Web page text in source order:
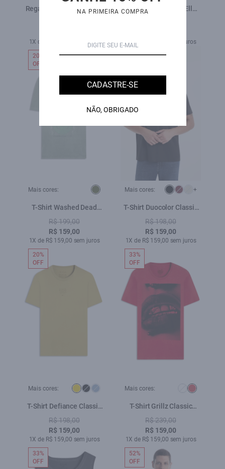
Regata Rib Washed Ellus
1X de R$ 159,00 sem juros
Regata Rib Washed Ellus
1X de R$ 159,00 sem juros
Mais cores:
T-Shirt Washed Dead
Tour Floresta
R$ 199,00
R$ 159,00
1X de R$ 159,00 sem juros
20%
OFF
Mais cores: +
T-Shirt Duocolor Classic
Preto
R$ 198,00
R$ 159,00
1X de R$ 159,00 sem juros
20%
Mais cores:
T-Shirt Defiance Classic
Mostarda
R$ 198,00
R$ 159,00
1X de R$ 159,00 sem juros
20%
OFF
Mais cores:
T-Shirt Grillz Classic
Cereja
R$ 239,00
R$ 159,00
1X de R$ 159,00 sem juros
33%
OFF
33%
OFF
52%
OFF
NA PRIMEIRA COMPRA
CADASTRE-SE
NÃO, OBRIGADO